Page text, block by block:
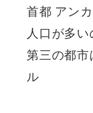
首都 アン
人口が多
第三の都市
ル